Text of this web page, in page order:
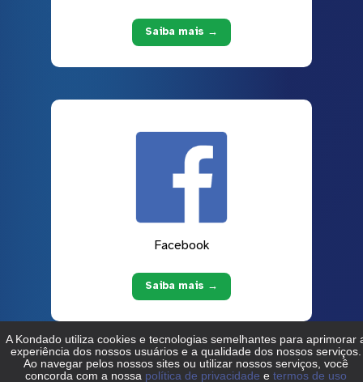
Saiba mais →
Facebook
Saiba mais →